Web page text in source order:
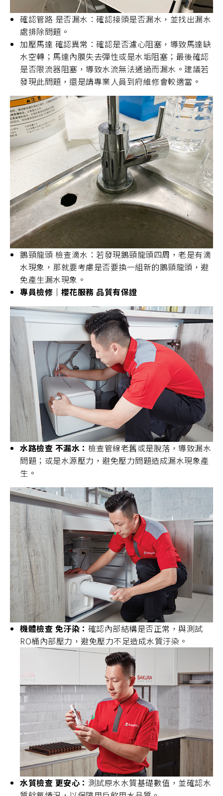
確認管路 是否漏水：確認接頭是否漏水，並找出漏水
處排除問題。
加壓馬達 確認異常：確認是否濾心阻塞，導致馬達缺
水空轉；馬達內膜失去彈性或是水垢阻塞；最後確認
是否限流器阻塞，導致水流無法通過而漏水。建議若
發現此問題，還是請專業人員到府維修會較適當。
鵝頸龍頭 檢查滴水：若發現鵝頸龍頭四周，老是有滴
水現象，那就要考慮是否要換一組新的鵝頸龍頭，避
免產生漏水現象。
專員檢修｜櫻花服務 品質有保證
水路檢查 不漏水： 檢查管線老舊或是脫落，導致漏水
問題；或是水源壓力，避免壓力問題造成漏水現象產
生。
機體檢查 免汙染： 確認內部結構是否正常，與測試
RO桶內部壓力，避免壓力不足造成水質汙染。
水質檢查 更安心： 測試原水水質基礎數值，並確認水